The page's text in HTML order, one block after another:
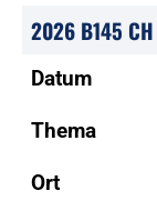
2026 B145 CH
Datum
Thema
Ort